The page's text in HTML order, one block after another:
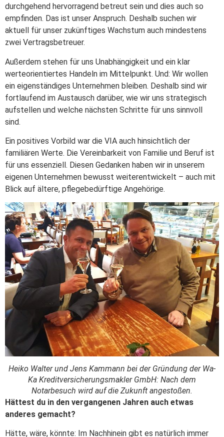
durchgehend hervorragend betreut sein und dies auch so
empfinden. Das ist unser Anspruch. Deshalb suchen wir
aktuell für unser zukünftiges Wachstum auch mindestens
zwei Vertragsbetreuer.
Außerdem stehen für uns Unabhängigkeit und ein klar
werteorientiertes Handeln im Mittelpunkt. Und: Wir wollen
ein eigenständiges Unternehmen bleiben. Deshalb sind wir
fortlaufend im Austausch darüber, wie wir uns strategisch
aufstellen und welche nächsten Schritte für uns sinnvoll
sind.
Ein positives Vorbild war die VIA auch hinsichtlich der
familiären Werte. Die Vereinbarkeit von Familie und Beruf ist
für uns essenziell. Diesen Gedanken haben wir in unserem
eigenen Unternehmen bewusst weiterentwickelt – auch mit
Blick auf ältere, pflegebedürftige Angehörige.
Heiko Walter und Jens Kammann bei der Gründung der Wa-
Ka Kreditversicherungsmakler GmbH: Nach dem
Notarbesuch wird auf die Zukunft angestoßen.
Hättest du in den vergangenen Jahren auch etwas
anderes gemacht?
Hätte, wäre, könnte: Im Nachhinein gibt es natürlich immer